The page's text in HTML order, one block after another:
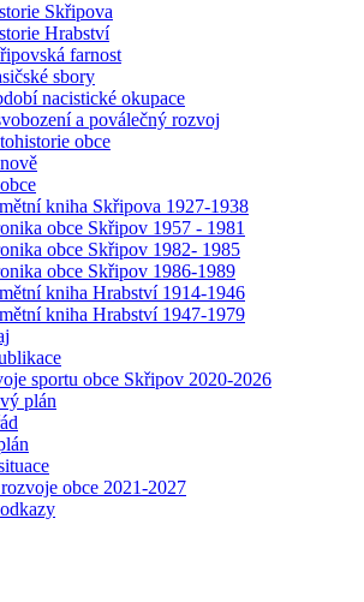
Skřipova
Hrabství
farnost
sbory
nacistické okupace
a poválečný rozvoj
obce
kniha Skřipova 1927-1938
obce Skřipov 1957 - 1981
obce Skřipov 1982- 1985
obce Skřipov 1986-1989
kniha Hrabství 1914-1946
kniha Hrabství 1947-1979
sportu obce Skřipov 2020-2026
plán
obce 2021-2027